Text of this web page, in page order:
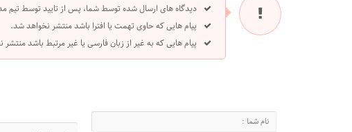
دیدگاه های ارسال شده توسط شما، پس از تایید توسط
پیام هایی که حاوی تهمت یا افترا باشد منتشر نخواهد شد.
پیام هایی که به غیر از زبان فارسی یا غیر مرتبط باشد